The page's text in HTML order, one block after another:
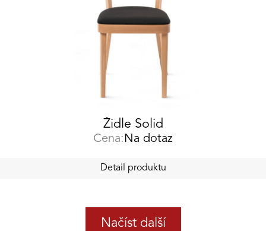
Židle Solid
Cena: Na dotaz
Detail produktu
Načíst další